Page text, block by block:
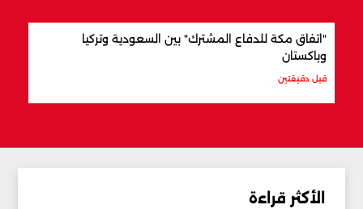
"اتفاق مكة للدفاع المشترك" بين السعودية وتركيا
وباكستان
قبل دقيقتين
الأكثر قراءة